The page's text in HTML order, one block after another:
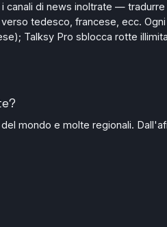
canali di news inoltrate — tradurre
tedesco, francese, ecc.
Talksy Pro sblocca rotte
mondo e molte regionali.